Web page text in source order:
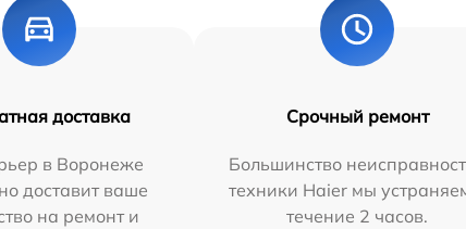
доставка
в Воронеже
доставит ваше
на ремонт и
Срочный ремонт
Большинство
техники Haier мы
течение 2 часов.